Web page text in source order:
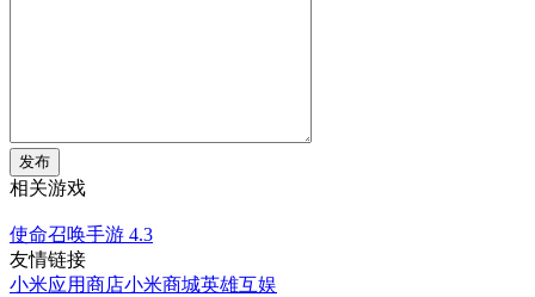
发布
相关游戏
使命召唤手游 4.3
友情链接
小米应用商店小米商城英雄互娱